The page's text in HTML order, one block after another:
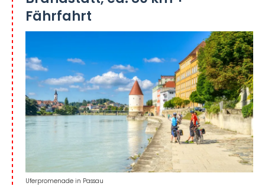
Fährfahrt
Uferpromenade in Passau